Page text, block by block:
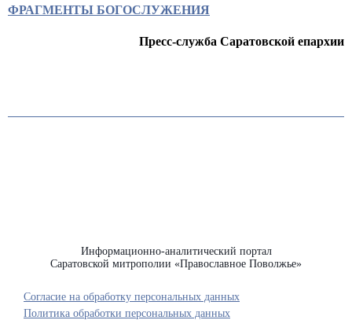
ФРАГМЕНТЫ БОГОСЛУЖЕНИЯ
Пресс-служба Саратовской епархии
Информационно-аналитический портал
Саратовской митрополии «Православное Поволжье»
Согласие на обработку персональных данных
Политика обработки персональных данных